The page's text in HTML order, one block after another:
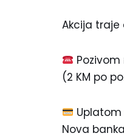
Akcija traje
(2 KM po
Uplatom
Nova